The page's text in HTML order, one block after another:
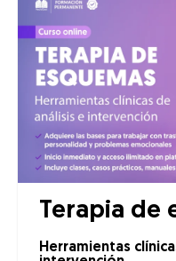
Terapia de
Herramientas